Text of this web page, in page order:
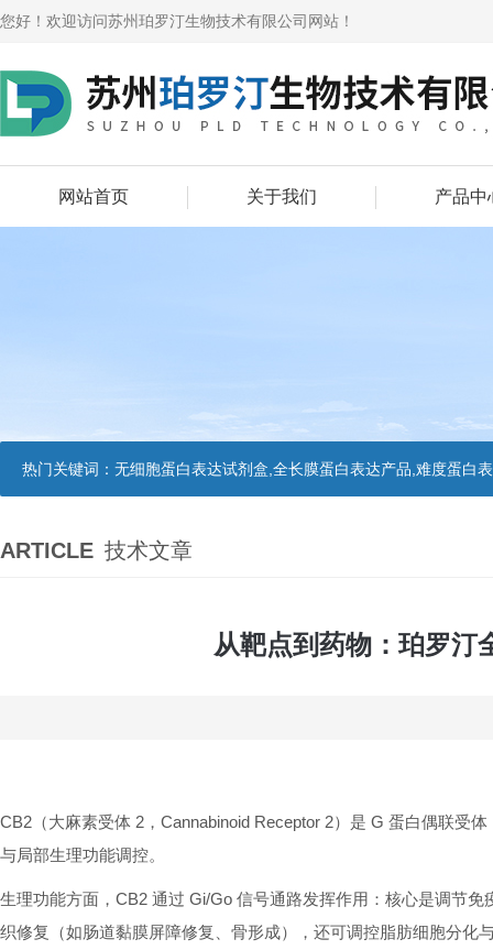
您好！欢迎访问苏州珀罗汀生物技术有限公司网站！
网站首页 关于我们 产品中
热门关键词： 无细胞蛋白表达试剂盒,全长膜蛋白表达产品,难度蛋白
ARTICLE 技术文章
从靶点到药物：珀罗汀
CB2（大麻素受体 2，Cannabinoid Receptor 2）是 G 蛋白偶联受
与局部生理功能调控。
生理功能方面，CB2 通过 Gi/Go 信号通路发挥作用：核心是调节
织修复（如肠道黏膜屏障修复、骨形成），还可调控脂肪细胞分